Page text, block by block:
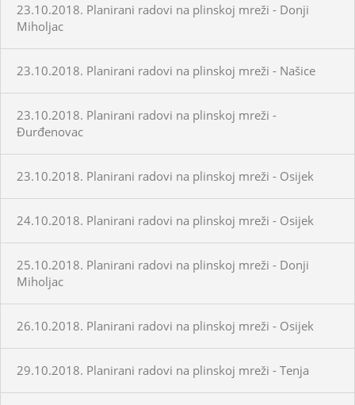
23.10.2018. Planirani radovi na plinskoj mreži - Donji
Miholjac
23.10.2018. Planirani radovi na plinskoj mreži - Našice
23.10.2018. Planirani radovi na plinskoj mreži -
Đurđenovac
23.10.2018. Planirani radovi na plinskoj mreži - Osijek
24.10.2018. Planirani radovi na plinskoj mreži - Osijek
25.10.2018. Planirani radovi na plinskoj mreži - Donji
Miholjac
26.10.2018. Planirani radovi na plinskoj mreži - Osijek
29.10.2018. Planirani radovi na plinskoj mreži - Tenja